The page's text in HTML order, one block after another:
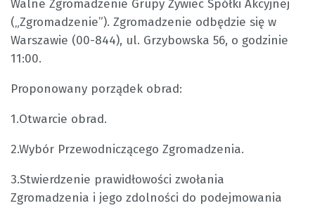
Walne Zgromadzenie Grupy Żywiec Spółki Akcyjnej
(„Zgromadzenie”). Zgromadzenie odbędzie się w
Warszawie (00-844), ul. Grzybowska 56, o godzinie
11:00.
Proponowany porządek obrad:
1.Otwarcie obrad.
2.Wybór Przewodniczącego Zgromadzenia.
3.Stwierdzenie prawidłowości zwołania
Zgromadzenia i jego zdolności do podejmowania